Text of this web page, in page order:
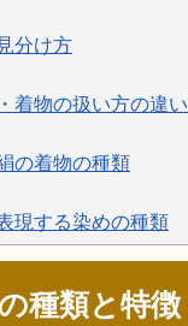
分け方
着物の扱い方の違い
の着物の種類
現する染めの種類
種類と特徴